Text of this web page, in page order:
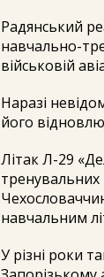
Радянський
навчально-
військовій
Наразі
його
Літак Л-29
тренувальних
навчальним
У різні роки